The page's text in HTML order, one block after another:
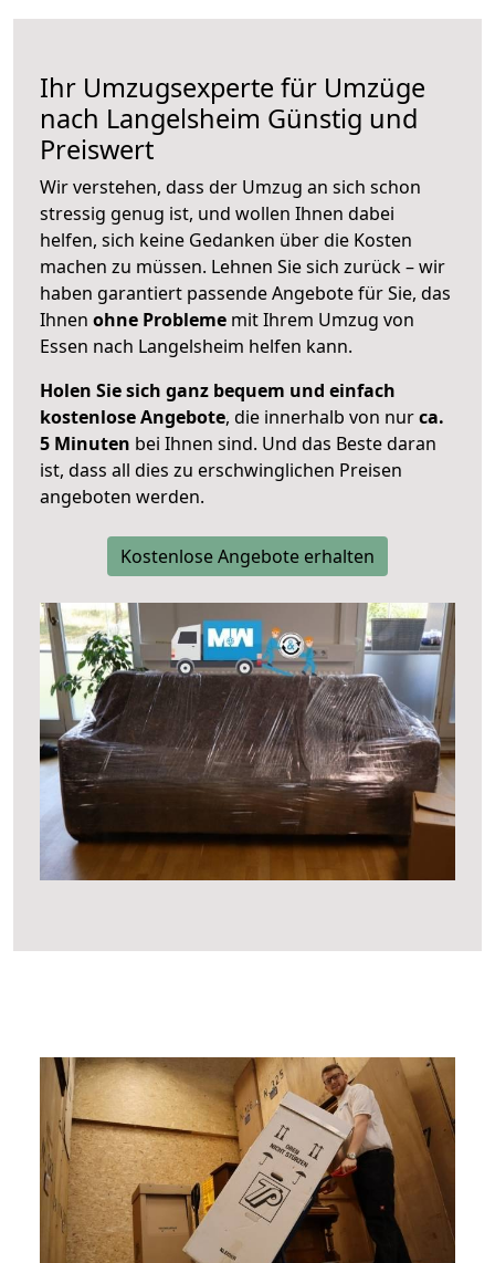
Ihr Umzugsexperte für Umzüge
nach Langelsheim Günstig und
Preiswert
Wir verstehen, dass der Umzug an sich schon
stressig genug ist, und wollen Ihnen dabei
helfen, sich keine Gedanken über die Kosten
machen zu müssen. Lehnen Sie sich zurück – wir
haben garantiert passende Angebote für Sie, das
Ihnen ohne Probleme mit Ihrem Umzug von
Essen nach Langelsheim helfen kann.
Holen Sie sich ganz bequem und einfach
kostenlose Angebote, die innerhalb von nurca.
5 Minuten bei Ihnen sind. Und das Beste daran
ist, dass all dies zu erschwinglichen Preisen
angeboten werden.
Kostenlose Angebote erhalten